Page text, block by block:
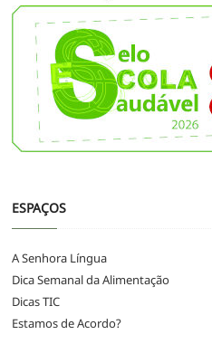
ESPAÇOS
A Senhora Língua
Dica Semanal da Alimentação
Dicas TIC
Estamos de Acordo?